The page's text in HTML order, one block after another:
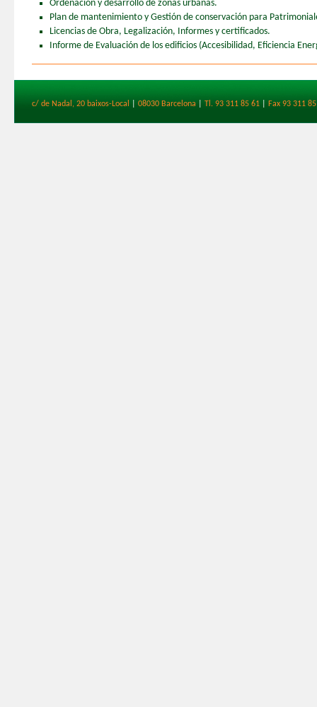
Ordenación y desarrollo de zonas urbanas.
Plan de mantenimiento y Gestión de conservación para
Licencias de Obra, Legalización, Informes y certificados.
Informe de Evaluación de los edificios (Accesibilidad, Eficiencia
c/ de Nadal, 20 baixos-Local 08030 Barcelona Tl. 93 311 85 61 Fax 93 311